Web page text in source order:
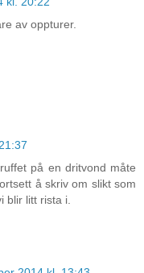
av oppturer.
på en dritvond måte
å skriv om slikt som
blir litt rista i.